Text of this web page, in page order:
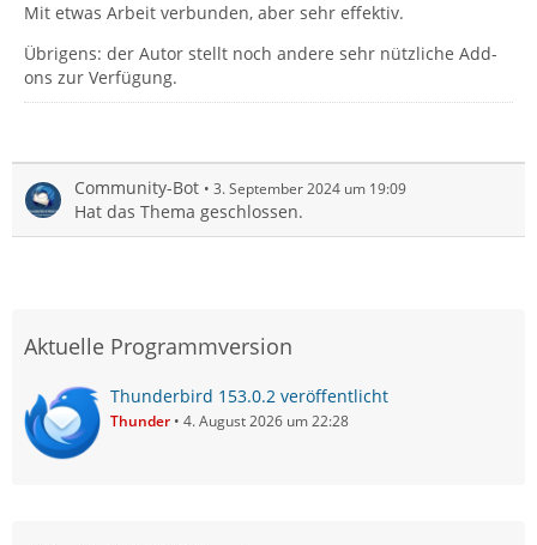
Mit etwas Arbeit verbunden, aber sehr effektiv.
Übrigens: der Autor stellt noch andere sehr nützliche Add-
ons zur Verfügung.
Community-Bot 3. September 2024 um 19:09
Hat das Thema geschlossen.
Aktuelle Programmversion
Thunderbird 153.0.2 veröffentlicht
Thunder 4. August 2026 um 22:28